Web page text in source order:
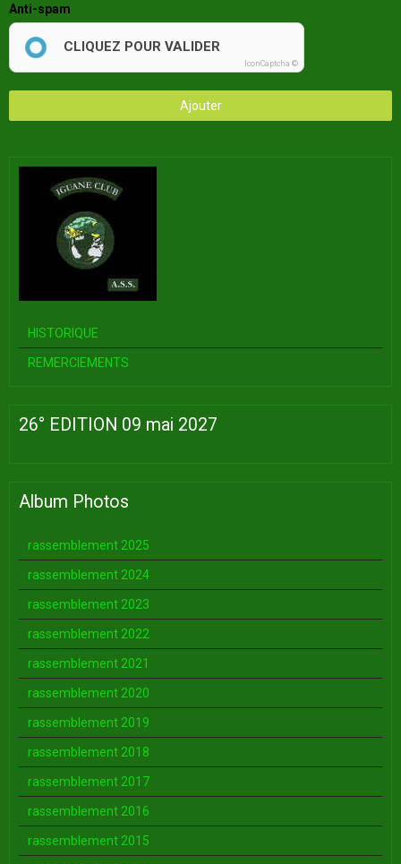
Anti-spam
CLIQUEZ POUR VALIDER
IconCaptcha ©
Ajouter
HISTORIQUE
REMERCIEMENTS
26° EDITION 09 mai 2027
Album Photos
rassemblement 2025
rassemblement 2024
rassemblement 2023
rassemblement 2022
rassemblement 2021
rassemblement 2020
rassemblement 2019
rassemblement 2018
rassemblement 2017
rassemblement 2016
rassemblement 2015